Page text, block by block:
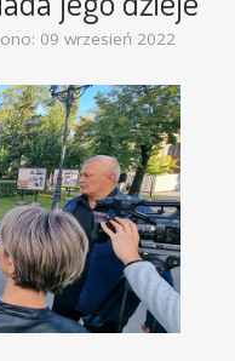
09 wrzesień 2022